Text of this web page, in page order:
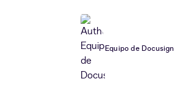
Equipo de Docusign